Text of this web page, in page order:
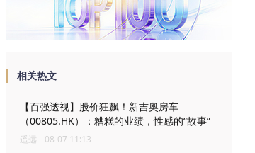
相关热文
【百强透视】股价狂飙！新吉奥房车
（00805.HK）：糟糕的业绩，性感的“故事”
遥远 08-07 11:13